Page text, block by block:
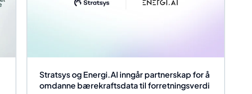
Stratsys og Energi.AI inngår partnerskap for å
omdanne bærekraftsdata til forretningsverdi